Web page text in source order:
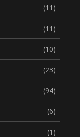
(11)
(11)
(10)
(23)
(94)
(6)
(1)